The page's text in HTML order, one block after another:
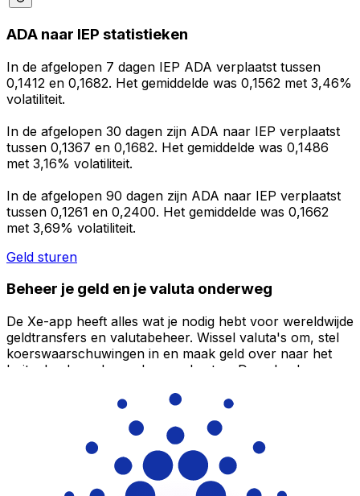
ADA naar IEP statistieken
In de afgelopen 7 dagen IEP ADA verplaatst tussen
0,1412 en 0,1682. Het gemiddelde was 0,1562 met 3,46%
volatiliteit.
In de afgelopen 30 dagen zijn ADA naar IEP verplaatst
tussen 0,1367 en 0,1682. Het gemiddelde was 0,1486
met 3,16% volatiliteit.
In de afgelopen 90 dagen zijn ADA naar IEP verplaatst
tussen 0,1261 en 0,2400. Het gemiddelde was 0,1662
met 3,69% volatiliteit.
Geld sturen
Beheer je geld en je valuta onderweg
De Xe-app heeft alles wat je nodig hebt voor wereldwijde
geldtransfers en valutabeheer. Wissel valuta's om, stel
koerswaarschuwingen in en maak geld over naar het
buitenland zonder verborgen kosten. Download